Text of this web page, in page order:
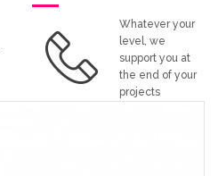
Whatever your
level, we
support you at
the end of your
projects